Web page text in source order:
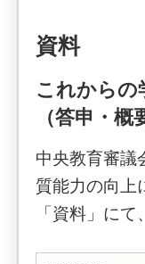
資料
これからの
（答申・概
中央教育審議
質能力の向上
「資料」に